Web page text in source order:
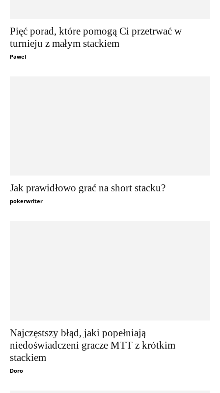
Pięć porad, które pomogą Ci przetrwać w
turnieju z małym stackiem
Pawel
Jak prawidłowo grać na short stacku?
pokerwriter
Najczęstszy błąd, jaki popełniają
niedoświadczeni gracze MTT z krótkim
stackiem
Doro